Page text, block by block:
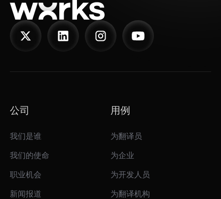
公司
我们是谁
我们的使命
职业机会
新闻报道
用例
为翻译员
为企业
为开发人员
为翻译机构